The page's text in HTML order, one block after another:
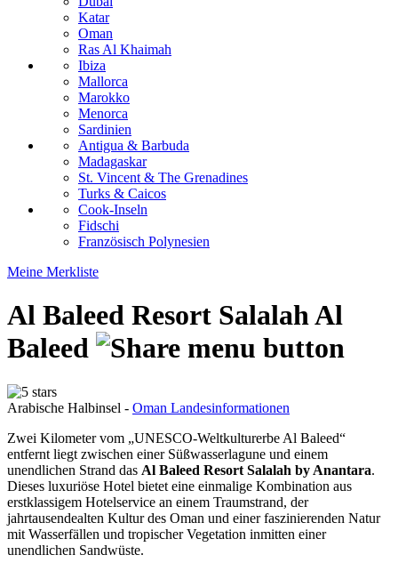
Katar
Oman
Ras Al Khaimah
Ibiza
Mallorca
Marokko
Menorca
Sardinien
Antigua & Barbuda
Madagaskar
St. Vincent & The Grenadines
Turks & Caicos
Cook-Inseln
Fidschi
Französisch Polynesien
Meine Merkliste
Al Baleed Resort SalalahAl
Baleed
Arabische Halbinsel - Oman Landesinformationen
Zwei Kilometer vom „UNESCO-Weltkulturerbe Al Baleed“
entfernt liegt zwischen einer Süßwasserlagune und einem
unendlichen Strand das Al Baleed Resort Salalah by Anantara.
Dieses luxuriöse Hotel bietet eine einmalige Kombination aus
erstklassigem Hotelservice an einem Traumstrand, der
jahrtausendealten Kultur des Oman und einer faszinierenden Natur
mit Wasserfällen und tropischer Vegetation inmitten einer
unendlichen Sandwüste.